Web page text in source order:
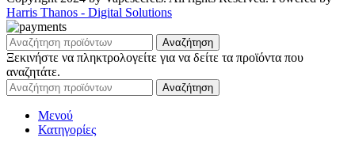
Harris Thanos - Digital Solutions
Αναζήτηση
Ξεκινήστε να πληκτρολογείτε για να δείτε τα προϊόντα που
αναζητάτε.
Αναζήτηση
Μενού
Κατηγορίες